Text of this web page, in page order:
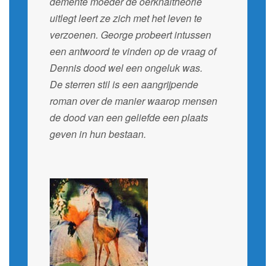
uitlegt leert ze zich met het leven te
verzoenen. George probeert intussen
een antwoord te vinden op de vraag of
Dennis dood wel een ongeluk was.
De sterren stil is een aangrijpende
roman over de manier waarop mensen
de dood van een geliefde een plaats
geven in hun bestaan.